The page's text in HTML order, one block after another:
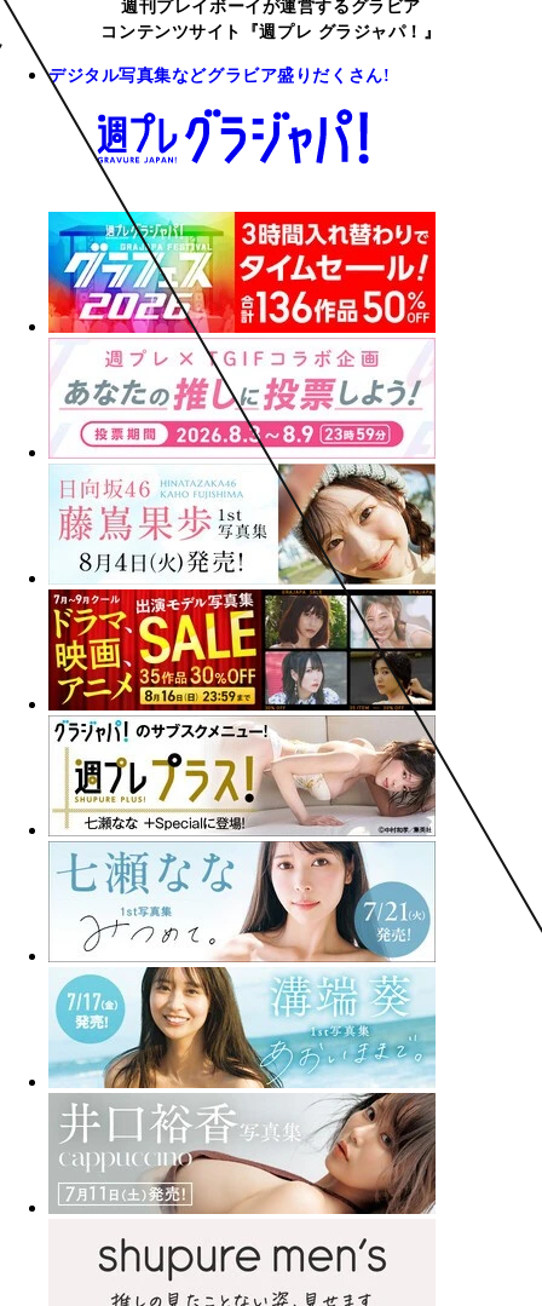
週刊プレイボーイが運営するグラビア
コンテンツサイト『週プレ グラジャパ！』
デジタル写真集などグラビア盛りだくさん!